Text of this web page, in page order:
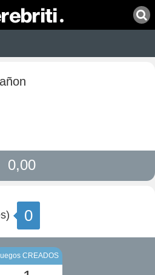
0,00
0
CREADOS